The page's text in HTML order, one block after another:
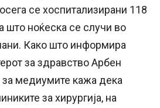
се хоспитализирани 118
што ноќеска се случи во
Како што информира
за здравство Арбен
за медиумите кажа дека
за хирургија, на